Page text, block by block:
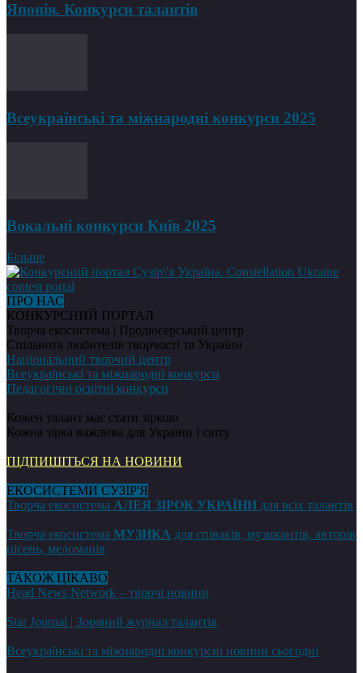
Японія. Конкурси талантів
Всеукраїнські та міжнародні конкурси 2025
Вокальні конкурси Київ 2025
Більше
ПРО НАС
КОНКУРСНИЙ ПОРТАЛ
Творча екосистема | Продюсерський центр
Спільнота любителів творчості та України
Національний творчий центр
Всеукраїнські та міжнародні конкурси
Педагогічні освітні конкурси
Кожен талант має стати зіркою
Кожна зірка важлива для України і світу
ПІДПИШІТЬСЯ НА НОВИНИ
ЕКОСИСТЕМИ СУЗІР'Я
Творча екосистема АЛЕЯ ЗІРОК УКРАЇНИ для всіх талантів
Творча екосистема МУЗИКА для співаків, музикантів, авторів
пісень, меломанів
ТАКОЖ ЦІКАВО
Head News Network – творчі новини
Star Journal | Зоряний журнал талантів
Всеукраїнські та міжнародні конкурсні новини сьогодні